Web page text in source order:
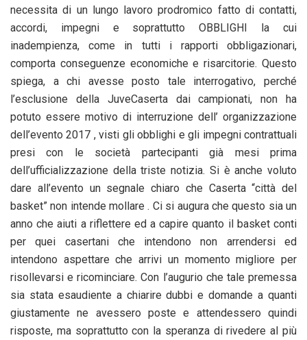
necessita di un lungo lavoro prodromico fatto di contatti,
accordi, impegni e soprattutto OBBLIGHI la cui
inadempienza, come in tutti i rapporti obbligazionari,
comporta conseguenze economiche e risarcitorie. Questo
spiega, a chi avesse posto tale interrogativo, perché
l’esclusione della JuveCaserta dai campionati, non ha
potuto essere motivo di interruzione dell’ organizzazione
dell’evento 2017 , visti gli obblighi e gli impegni contrattuali
presi con le società partecipanti già mesi prima
dell’ufficializzazione della triste notizia. Si è anche voluto
dare all’evento un segnale chiaro che Caserta “città del
basket” non intende mollare . Ci si augura che questo sia un
anno che aiuti a riflettere ed a capire quanto il basket conti
per quei casertani che intendono non arrendersi ed
intendono aspettare che arrivi un momento migliore per
risollevarsi e ricominciare. Con l’augurio che tale premessa
sia stata esaudiente a chiarire dubbi e domande a quanti
giustamente ne avessero poste e attendessero quindi
risposte, ma soprattutto con la speranza di rivedere al più